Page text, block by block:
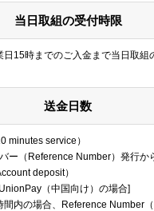
当日取組の受付時限
日15時までのご入金まで当日取組
送金日数
minutes service）
ー（Reference Number）発行か
deposit）
（中国向け）の場合]
間内の場合、Reference Number